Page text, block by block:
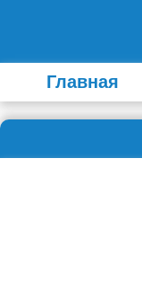
Главная